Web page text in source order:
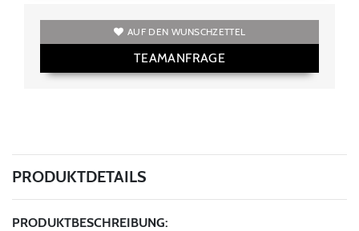
AUF DEN WUNSCHZETTEL
TEAMANFRAGE
PRODUKTDETAILS
PRODUKTBESCHREIBUNG: